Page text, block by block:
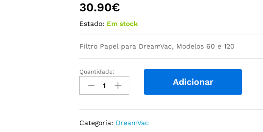
30.90€
Estado: Em stock
Filtro Papel para DreamVac, Modelos 60 e 120
Filtro
Papel
para
60
Quantidade:
Adicionar
Categoria: DreamVac